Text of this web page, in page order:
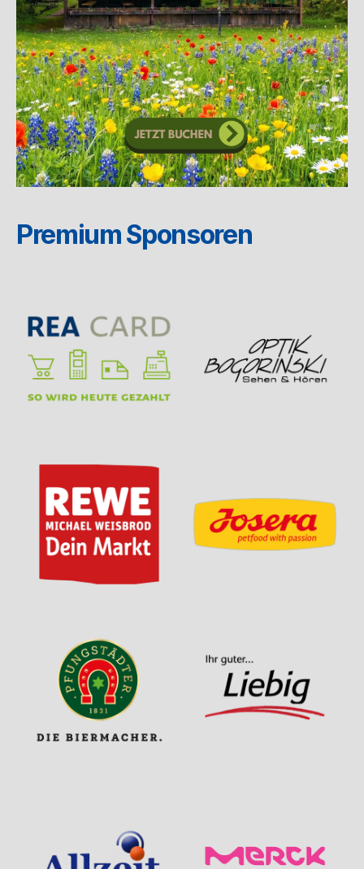
Premium Sponsoren